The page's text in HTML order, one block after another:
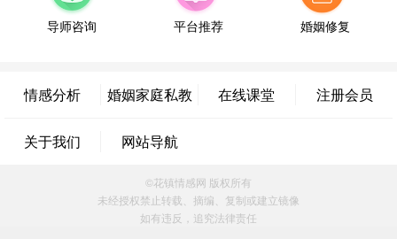
微信用户 小任性 通过此页面咨询，已获得专属情感
属情感方案
上海-黄浦 135****7601
24分钟前
案
微信用户 谢思明 通过此页面咨询，已获得专属情感
方案
广东-佛山 139****6034
导师咨询 平台推荐 婚姻修复
情感分析 婚姻家庭私教 在线课堂 注册会员
关于我们 网站导航
©花镇情感网 版权所有
未经授权禁止转载、摘编、复制或建立镜像
如有违反，追究法律责任